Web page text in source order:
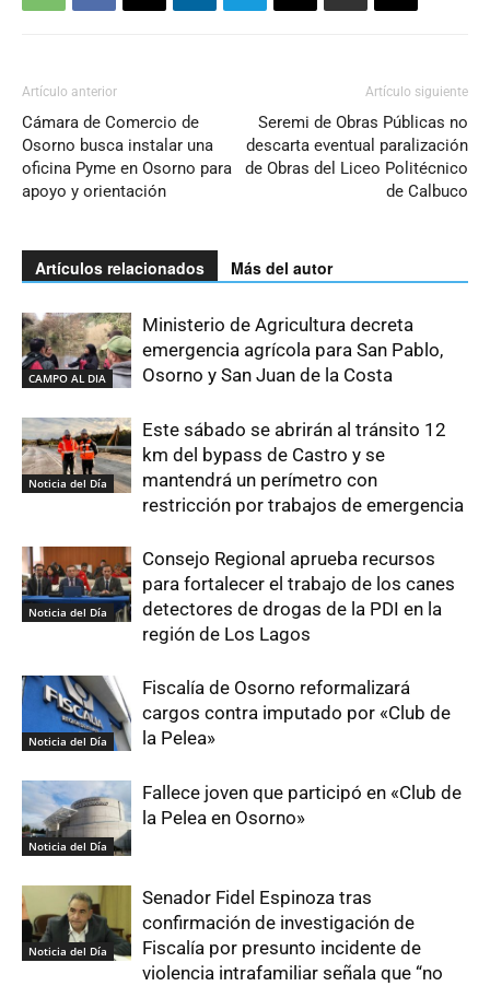
Artículo anterior
Cámara de Comercio de
Osorno busca instalar una
oficina Pyme en Osorno para
apoyo y orientación
Artículo siguiente
Seremi de Obras Públicas no
descarta eventual paralización
de Obras del Liceo Politécnico
de Calbuco
Artículos relacionados Más del autor
CAMPO AL DIA
Ministerio de Agricultura decreta
emergencia agrícola para San Pablo,
Osorno y San Juan de la Costa
Noticia del Día
Este sábado se abrirán al tránsito 12
km del bypass de Castro y se
mantendrá un perímetro con
restricción por trabajos de emergencia
Noticia del Día
Consejo Regional aprueba recursos
para fortalecer el trabajo de los canes
detectores de drogas de la PDI en la
región de Los Lagos
Noticia del Día
Fiscalía de Osorno reformalizará
cargos contra imputado por «Club de
la Pelea»
Noticia del Día
Fallece joven que participó en «Club de
la Pelea en Osorno»
Noticia del Día
Senador Fidel Espinoza tras
confirmación de investigación de
Fiscalía por presunto incidente de
violencia intrafamiliar señala que “no